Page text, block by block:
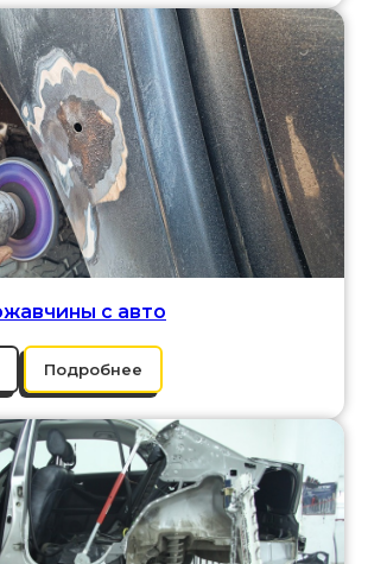
с авто
Подробнее